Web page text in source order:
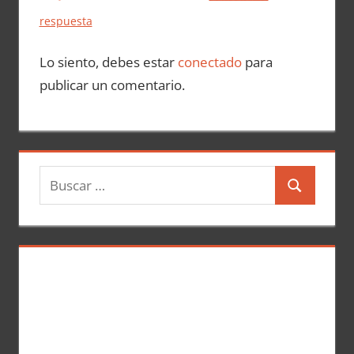
respuesta
Lo siento, debes estar conectadopara
publicar un comentario.
u
s
c
B
s